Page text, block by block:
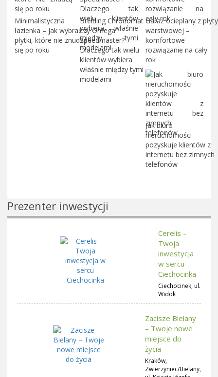
Minimalistyczna
łazienka – jak wybrać
płytki, które nie znudzą
się po roku
Breitling Chronomat
czy Omega
Speedmaster?
Dlaczego tak wielu
klientów wybiera
właśnie między tymi
modelami
Garaż ocieplany z płyty
warstwowej –
komfortowe
rozwiązanie na cały
rok
Jak biuro
nieruchomości
pozyskuje klientów z
internetu bez zimnych
telefonów
Prezenter inwestycji
Cerelis –
Twoja
inwestycja
w sercu
Ciechocinka
Ciechocinek, ul.
Widok
Zacisze Bielany
– Twoje nowe
miejsce do
życia
Kraków,
Zwierzyniec/Bielany,